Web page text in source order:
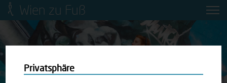
Wien zu Fuß
Mobilitätsbildung für Kinder und
Jugendliche
Ringstraße-Neugestaltung
Privatsphäre